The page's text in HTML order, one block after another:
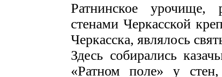
Ратнинское урочище,
стенами Черкасской
Черкасска, являлось
Здесь собирались
«Ратном поле» у стен,